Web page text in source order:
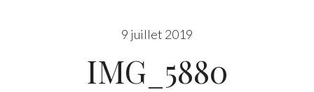
9 juillet 2019
IMG_5880